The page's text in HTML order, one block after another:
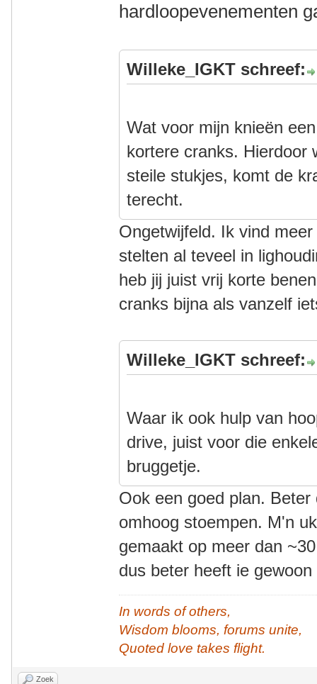
hardloopevenementen
Willeke_IGKT schreef:
Wat voor mijn knieën
kortere cranks. Hierdoor
steile stukjes, komt de
terecht.
Ongetwijfeld. Ik vind
stelten al teveel in
heb jij juist vrij korte
cranks bijna als vanzelf
Willeke_IGKT schreef:
Waar ik ook hulp van
drive, juist voor die
bruggetje.
Ook een goed plan.
omhoog stoempen. M'n
gemaakt op meer dan
dus beter heeft ie
In words of others,
Wisdom blooms, forums unite,
Quoted love takes flight.
Zoek